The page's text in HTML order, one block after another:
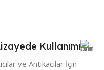
Kullanımı
ve Antikacılar İçin